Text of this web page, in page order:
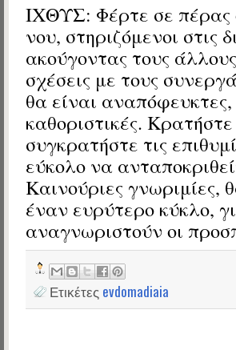
ΙΧΘΥΣ: Φέρτε σε πέρας
νου, στηριζόμενοι στις
ακούγοντας τους
σχέσεις με τους
θα είναι
καθοριστικές.
συγκρατήστε τις
εύκολο να
Καινούριες γνωριμίες,
έναν ευρύτερο κύκλο,
αναγνωριστούν οι
Ετικέτες evdomadiaia